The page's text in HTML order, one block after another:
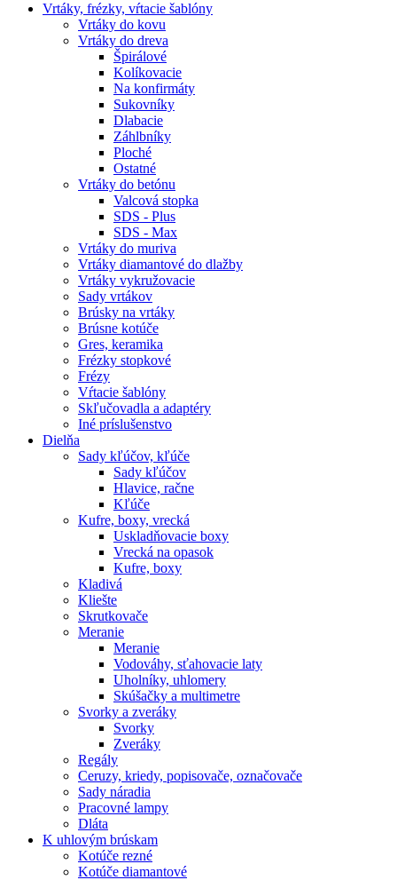
Vrtáky, frézky, vŕtacie šablóny
Vrtáky do kovu
Vrtáky do dreva
Špirálové
Kolíkovacie
Na konfirmáty
Sukovníky
Dlabacie
Záhlbníky
Ploché
Ostatné
Vrtáky do betónu
Valcová stopka
SDS - Plus
SDS - Max
Vrtáky do muriva
Vrtáky diamantové do dlažby
Vrtáky vykružovacie
Sady vrtákov
Brúsky na vrtáky
Brúsne kotúče
Gres, keramika
Frézky stopkové
Frézy
Vŕtacie šablóny
Skľučovadla a adaptéry
Iné príslušenstvo
Dielňa
Sady kľúčov, kľúče
Sady kľúčov
Hlavice, račne
Kľúče
Kufre, boxy, vrecká
Uskladňovacie boxy
Vrecká na opasok
Kufre, boxy
Kladivá
Kliešte
Skrutkovače
Meranie
Meranie
Vodováhy, sťahovacie laty
Uholníky, uhlomery
Skúšačky a multimetre
Svorky a zveráky
Svorky
Zveráky
Regály
Ceruzy, kriedy, popisovače, označovače
Sady náradia
Pracovné lampy
Dláta
K uhlovým brúskam
Kotúče rezné
Kotúče diamantové